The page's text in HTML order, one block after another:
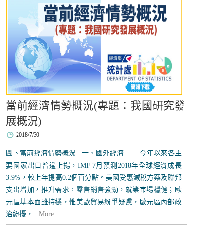
當前經濟情勢概況(專題：我國研究發
展概況)
2018/7/30
圖、當前經濟情勢概況 一、國外經濟 今年以來各主
要國家出口普遍上揚，IMF 7月預測2018年全球經濟成長
3.9%，較上年提高0.2個百分點。美國受惠減稅方案及聯邦
支出增加，推升需求，零售銷售強勁，就業市場穩健；歐
元區基本面雖持穩，惟美歐貿易紛爭疑慮，歐元區內部政
治紛擾，...More